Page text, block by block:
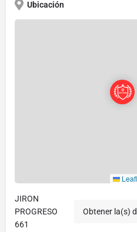
Ubicación
JIRON
PROGRESO
661
Obtener la(s)